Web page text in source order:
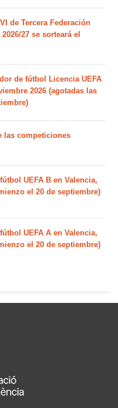
de Tercera Federación
27 se sorteará el
de fútbol Licencia UEFA
2026 (agotadas las
las competiciones
UEFA B en Valencia,
el 20 de septiembre)
UEFA A en Valencia,
el 20 de septiembre)